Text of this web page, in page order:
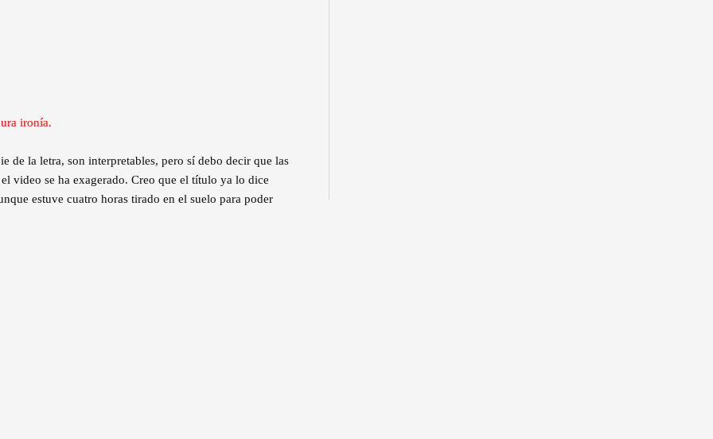
ironía.
de la letra, son interpretables, pero sí debo decir que las
video se ha exagerado. Creo que el título ya lo dice
estuve cuatro horas tirado en el suelo para poder